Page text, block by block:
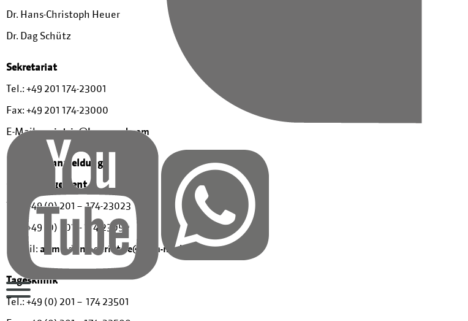
Dr. Hans-Christoph Heuer
Dr. Dag Schütz
Sekretariat
Tel.: +49 201 174-23001
Fax: +49 201 174-23000
E-Mail:geriatrie@kem-med.com
Patientenanmeldung
Casemanagement
Tel.: +49 (0) 201 – 174-23023
Fax: +49 (0) 201 – 174-23050
E-Mail: anmeldung-geriatrie@kem-med.com
Tagesklinik
Tel.: +49 (0) 201 – 174 23501